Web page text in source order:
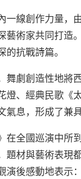
一線創作力量，
藝術家共同打造
的抗戰詩篇。
舞劇創造性地將
燈、經典民歌《
氣息，形成了兼
在全國巡演中
題材與藝術表現
演後感動地表示